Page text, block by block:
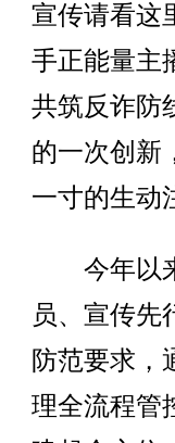
宣传请看
手正能量主
共筑反诈防
的一次创新
一寸的生动
今年以来
员、宣传先
防范要求，
理全流程管